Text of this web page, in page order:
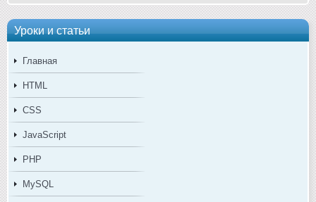
Уроки и статьи
Главная
HTML
CSS
JavaScript
PHP
MySQL